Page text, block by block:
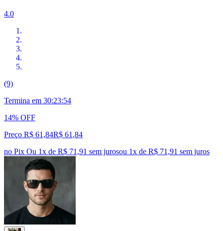
4.0
(9)
Termina em 30:23:53
14% OFF
Preço R$ 61,84R$ 61 ,84
no Pix Ou 1x de R$ 71,91 sem jurosou 1x de R$ 71,91 sem juros